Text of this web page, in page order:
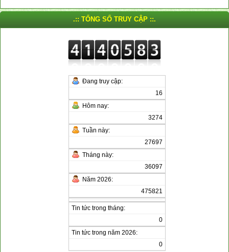
.:: TỔNG SỐ TRUY CẬP ::.
Đang truy cập:
16
Hôm nay:
3274
Tuần này:
27697
Tháng này:
36097
Năm 2026:
475821
Tin tức trong tháng:
0
Tin tức trong năm 2026:
0